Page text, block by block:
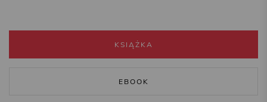
KSIĄŻKA
EBOOK